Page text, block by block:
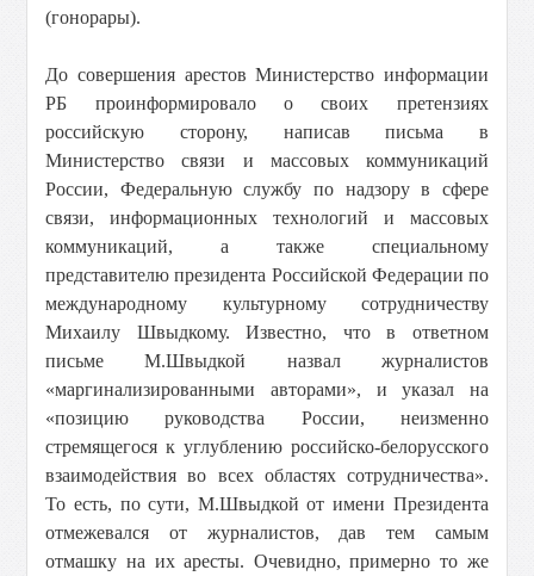
(гонорары).
До совершения арестов Министерство информации
РБ проинформировало о своих претензиях
российскую сторону, написав письма в
Министерство связи и массовых коммуникаций
России, Федеральную службу по надзору в сфере
связи, информационных технологий и массовых
коммуникаций, а также специальному
представителю президента Российской Федерации по
международному культурному сотрудничеству
Михаилу Швыдкому. Известно, что в ответном
письме М.Швыдкой назвал журналистов
«маргинализированными авторами», и указал на
«позицию руководства России, неизменно
стремящегося к углублению российско-белорусского
взаимодействия во всех областях сотрудничества».
То есть, по сути, М.Швыдкой от имени Президента
отмежевался от журналистов, дав тем самым
отмашку на их аресты. Очевидно, примерно то же